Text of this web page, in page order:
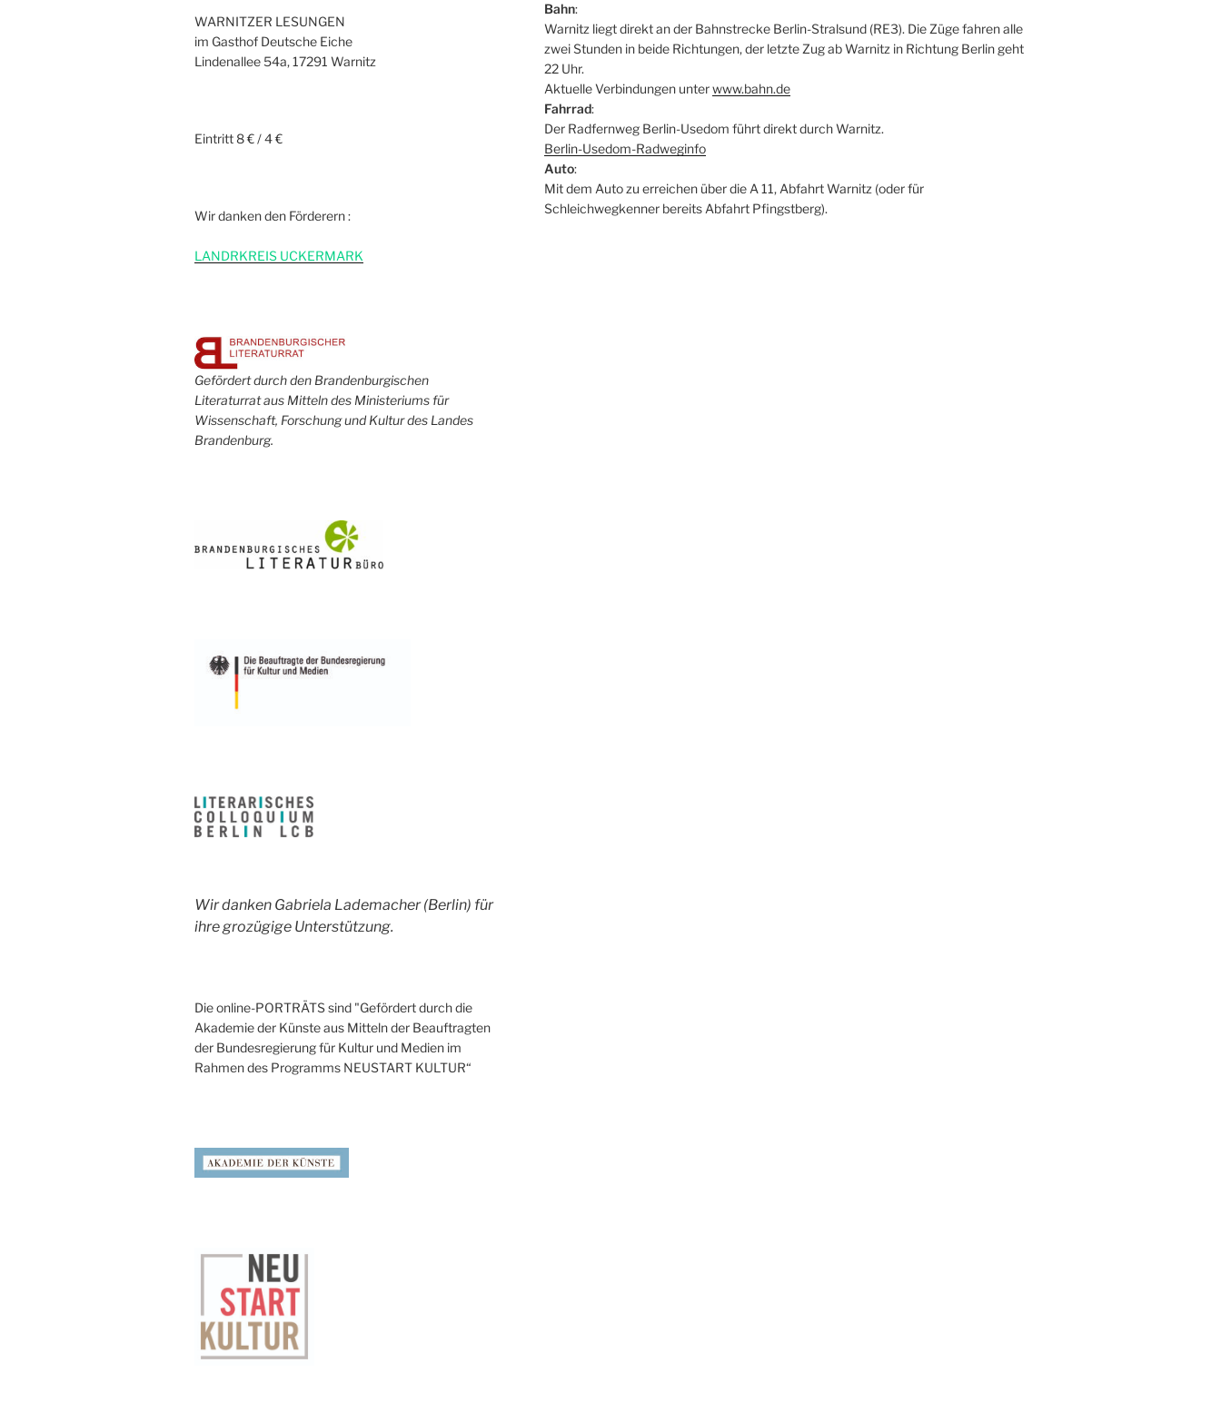
WARNITZER LESUNGEN
im Gasthof Deutsche Eiche
Lindenallee 54a, 17291 Warnitz
Eintritt 8 € / 4 €
Wir danken den Förderern :
L ANDRKREIS UCKERMARK
Gefördert durch den Brandenburgischen
Literaturrat aus Mitteln des Ministeriums für
Wissenschaft, Forschung und Kultur des Landes
Brandenburg.
Wir danken Gabriela Lademacher (Berlin) für
ihre grozügige Unterstützung.
Die online-PORTRÄTS sind "Gefördert durch die
Akademie der Künste aus Mitteln der Beauftragten
der Bundesregierung für Kultur und Medien im
Rahmen des Programms NEUSTART KULTUR“
Bahn:
Warnitz liegt direkt an der Bahnstrecke Berlin-Stralsund (RE3). Die Züge fahren alle
zwei Stunden in beide Richtungen, der letzte Zug ab Warnitz in Richtung Berlin geht
22 Uhr.
Aktuelle Verbindungen unterwww.bahn.de
Fahrrad:
Der Radfernweg Berlin-Usedom führt direkt durch Warnitz.
Berlin-Usedom-Radweginfo
Auto:
Mit dem Auto zu erreichen über die A 11, Abfahrt Warnitz (oder für
Schleichwegkenner bereits Abfahrt Pfingstberg).